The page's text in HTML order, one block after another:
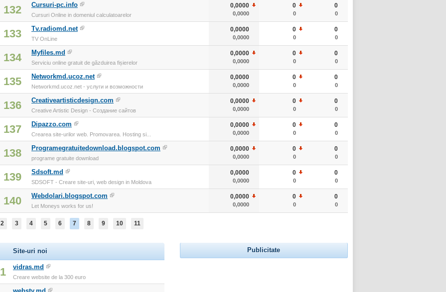
132 Cursuri-pc.info
Cursuri Online in domeniul calculatoarelor
0,0000
0,0000
0
0
0
0
133 Tv.radiomd.net
TV OnLine
0,0000
0,0000
0
0
0
0
134 Myfiles.md
Serviciu online gratuit de găzduirea fișierelor
0,0000
0,0000
0
0
0
0
135 Networkmd.ucoz.net
Networkmd.ucoz.net - услуги и возможности
0,0000
0,0000
0
0
0
0
136 Creativeartisticdesign.com
Creative Artistic Design - Создание сайтов
0,0000
0,0000
0
0
0
0
137 Dipazzo.com
Crearea site-urilor web. Promovarea. Hosting si...
0,0000
0,0000
0
0
0
0
138 Programegratuitedownload.blogspot.com
programe gratuite download
0,0000
0,0000
0
0
0
0
139 Sdsoft.md
SDSOFT - Creare site-uri, web design in Moldova
0,0000
0,0000
0
0
0
0
140 Webdolari.blogspot.com
Let Moneys works for us!
0,0000
0,0000
0
0
0
0
2 3 4 5 6 7 8 9 10 11
Site-uri noi
1 vidras.md
Creare website de la 300 euro
websty.md
Publicitate